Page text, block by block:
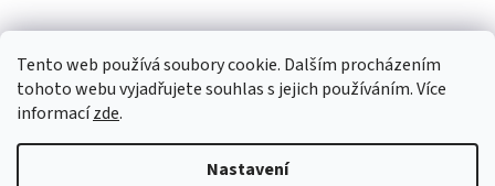
Tento web používá soubory cookie. Dalším procházením
tohoto webu vyjadřujete souhlas s jejich používáním. Více
informacízde.
Nastavení
Vytvořil Shoptet